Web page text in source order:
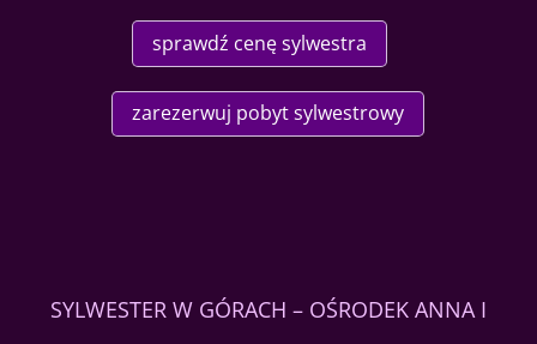
sprawdź cenę sylwestra
zarezerwuj pobyt sylwestrowy
SYLWESTER W GÓRACH – OŚRODEK ANNA I